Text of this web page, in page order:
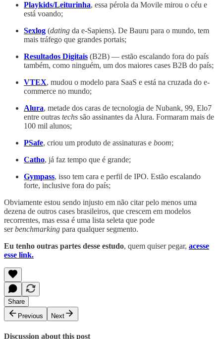
Playkids/Leiturinha, essa pérola da Movile mirou o céu e
está voando;
Sexlog (dating da e-Sapiens). De Bauru para o mundo, tem
mais tráfego que grandes portais;
Resultados Digitais (B2B) — estão escalando fora do país
também, como ninguém, um dos maiores cases B2B do país;
VTEX, mudou o modelo para SaaS e está na cruzada do e-
commerce no mundo;
Alura, metade dos caras de tecnologia de Nubank, 99, Elo7
entre outras techs são assinantes da Alura. Formaram mais de
100 mil alunos;
PSafe, criou um produto de assinaturas e boom;
Catho, já faz tempo que é grande;
Gympass, isso tem cara e perfil de IPO. Estão escalando
forte, inclusive fora do país;
Obviamente estou sendo injusto em não citar pelo menos uma
dezena de outros cases brasileiros, que crescem em modelos
recorrentes, mas essa é uma lista seleta que pode
serbenchmarking para qualquer segmento.
Eu tenho outras partes desse estudo, quem quiser pegar, acesse
esse link.
Share
Previous
Next
Discussion about this post